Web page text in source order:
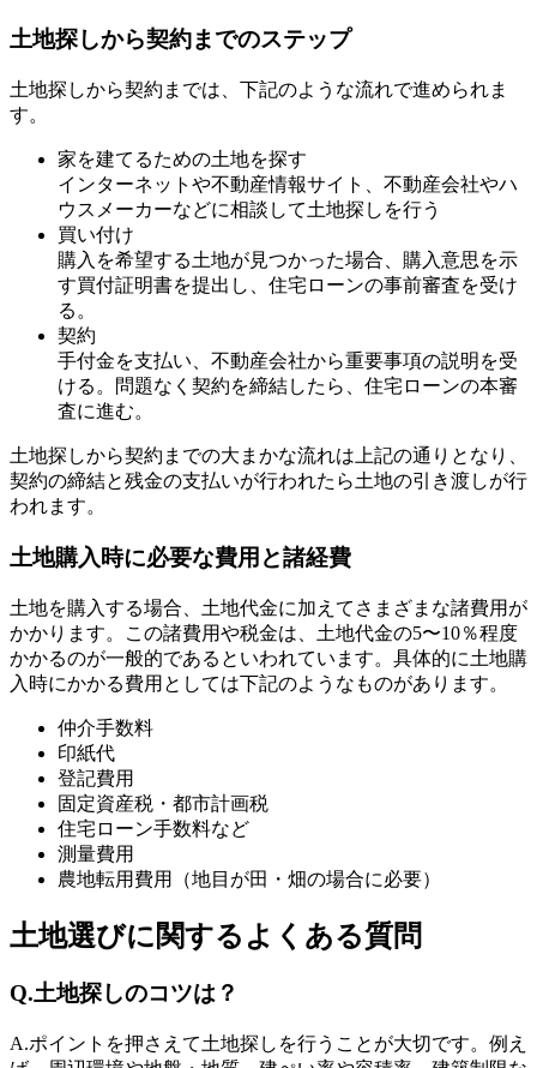
土地探しから契約までのステップ
土地探しから契約までは、下記のような流れで進められま
す。
家を建てるための土地を探す
インターネットや不動産情報サイト、不動産会社やハ
ウスメーカーなどに相談して土地探しを行う
買い付け
購入を希望する土地が見つかった場合、購入意思を示
す買付証明書を提出し、住宅ローンの事前審査を受け
る。
契約
手付金を支払い、不動産会社から重要事項の説明を受
ける。問題なく契約を締結したら、住宅ローンの本審
査に進む。
土地探しから契約までの大まかな流れは上記の通りとなり、
契約の締結と残金の支払いが行われたら土地の引き渡しが行
われます。
土地購入時に必要な費用と諸経費
土地を購入する場合、 土地代金に加えてさまざまな諸費用が
かかります。この諸費用や税金は、土地代金の5〜10％程度
かかるのが一般的であるといわれています。具体的に土地購
入時にかかる費用としては下記のようなものがあります。
仲介手数料
印紙代
登記費用
固定資産税・都市計画税
住宅ローン手数料など
測量費用
農地転用費用（地目が田・畑の場合に必要）
土地選びに関するよくある質問
Q.土地探しのコツは？
A.ポイントを押さえて土地探しを行うことが大切です。例え